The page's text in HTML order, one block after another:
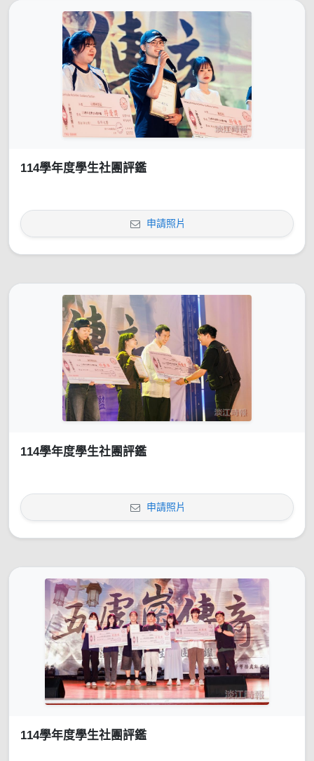
114學年度學生社團評鑑
申請照片
114學年度學生社團評鑑
申請照片
114學年度學生社團評鑑